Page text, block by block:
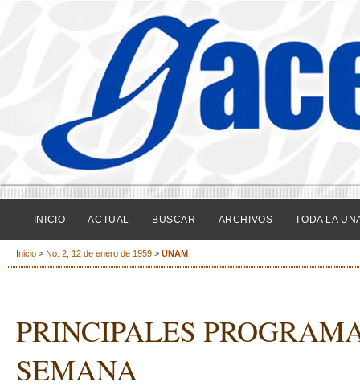
INICIO ACTUAL BUSCAR ARCHIVOS TODA LA
Inicio > No. 2, 12 de enero de 1959 > UNAM
PRINCIPALES
SEMANA